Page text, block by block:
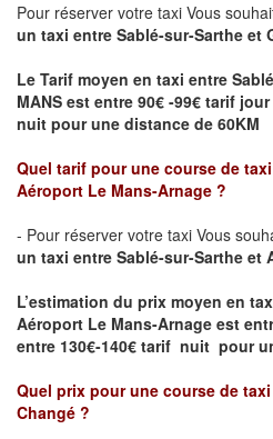
Pour réserver votre taxi Vous
un taxi entre Sablé-sur-Sarthe et
Le Tarif moyen en taxi entre
MANS est entre 90€ -99€ tarif
nuit pour une distance de 60KM
Quel tarif pour une course de
Aéroport Le Mans-Arnage ?
- Pour réserver votre taxi Vous
un taxi entre Sablé-sur-Sarthe et
L’estimation du prix moyen en
Aéroport Le Mans-Arnage est
entre 130€-140€ tarif nuit pour
Quel prix pour une course de
Changé ?